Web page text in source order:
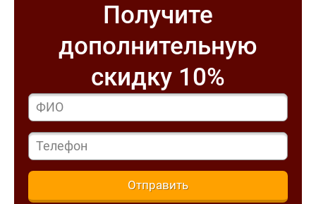
Получите
дополнительную
скидку 10%
Отправить